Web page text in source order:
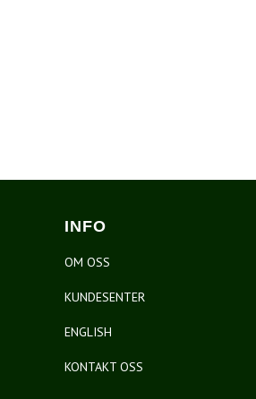
INFO
OM OSS
KUNDESENTER
ENGLISH
KONTAKT OSS